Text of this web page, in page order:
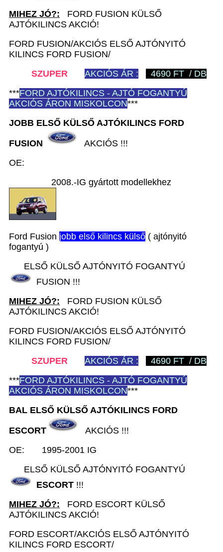
MIHEZ JÓ?: FORD FUSION KÜLSŐ
AJTÓKILINCS AKCIÓ!
FORD FUSION/AKCIÓS ELSŐ AJTÓNYITÓ
KILINCS FORD FUSION/
SZUPER
AKCIÓS ÁR :
4690 FT / DB
***FORD AJTÓKILINCS - AJTÓ FOGANTYÚ
AKCIÓS ÁRON MISKOLCON***
JOBB ELSŐ KÜLSŐ AJTÓKILINCS FORD
FUSION
AKCIÓS !!!
OE:
2008.-IG gyártott modellekhez
Ford Fusion jobb első kilincs külső ( ajtónyitó
fogantyú )
ELSŐ KÜLSŐ AJTÓNYITÓ FOGANTYÚ
FUSION !!!
MIHEZ JÓ?: FORD FUSION KÜLSŐ
AJTÓKILINCS AKCIÓ!
FORD FUSION/AKCIÓS ELSŐ AJTÓNYITÓ
KILINCS FORD FUSION/
SZUPER
AKCIÓS ÁR :
4690 FT / DB
***FORD AJTÓKILINCS - AJTÓ FOGANTYÚ
AKCIÓS ÁRON MISKOLCON***
BAL ELSŐ KÜLSŐ AJTÓKILINCS FORD
ESCORT
AKCIÓS !!!
OE: 1995-2001 IG
ELSŐ KÜLSŐ AJTÓNYITÓ FOGANTYÚ
ESCORT !!!
MIHEZ JÓ?: FORD ESCORT KÜLSŐ
AJTÓKILINCS AKCIÓ!
FORD ESCORT/AKCIÓS ELSŐ AJTÓNYITÓ
KILINCS FORD ESCORT/